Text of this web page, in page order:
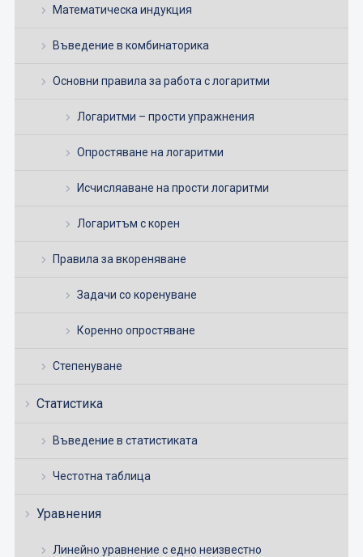
Математическа индукция
Въведение в комбинаторика
Основни правила за работа с логаритми
Логаритми – прости упражнения
Опростяване на логаритми
Исчисляаване на прости логаритми
Логаритъм с корен
Правила за вкореняване
Задачи со коренуване
Коренно опростяване
Степенуване
Статистика
Въведение в статистиката
Честотна таблица
Уравнения
Линейно уравнение с едно неизвестно